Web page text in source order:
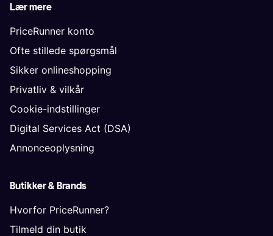
Lær mere
PriceRunner konto
Ofte stillede spørgsmål
Sikker onlineshopping
Privatliv & vilkår
Cookie-indstillinger
Digital Services Act (DSA)
Annonceoplysning
Butikker & Brands
Hvorfor PriceRunner?
Tilmeld din butik